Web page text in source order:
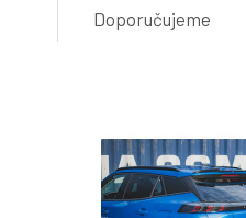
Doporučujeme